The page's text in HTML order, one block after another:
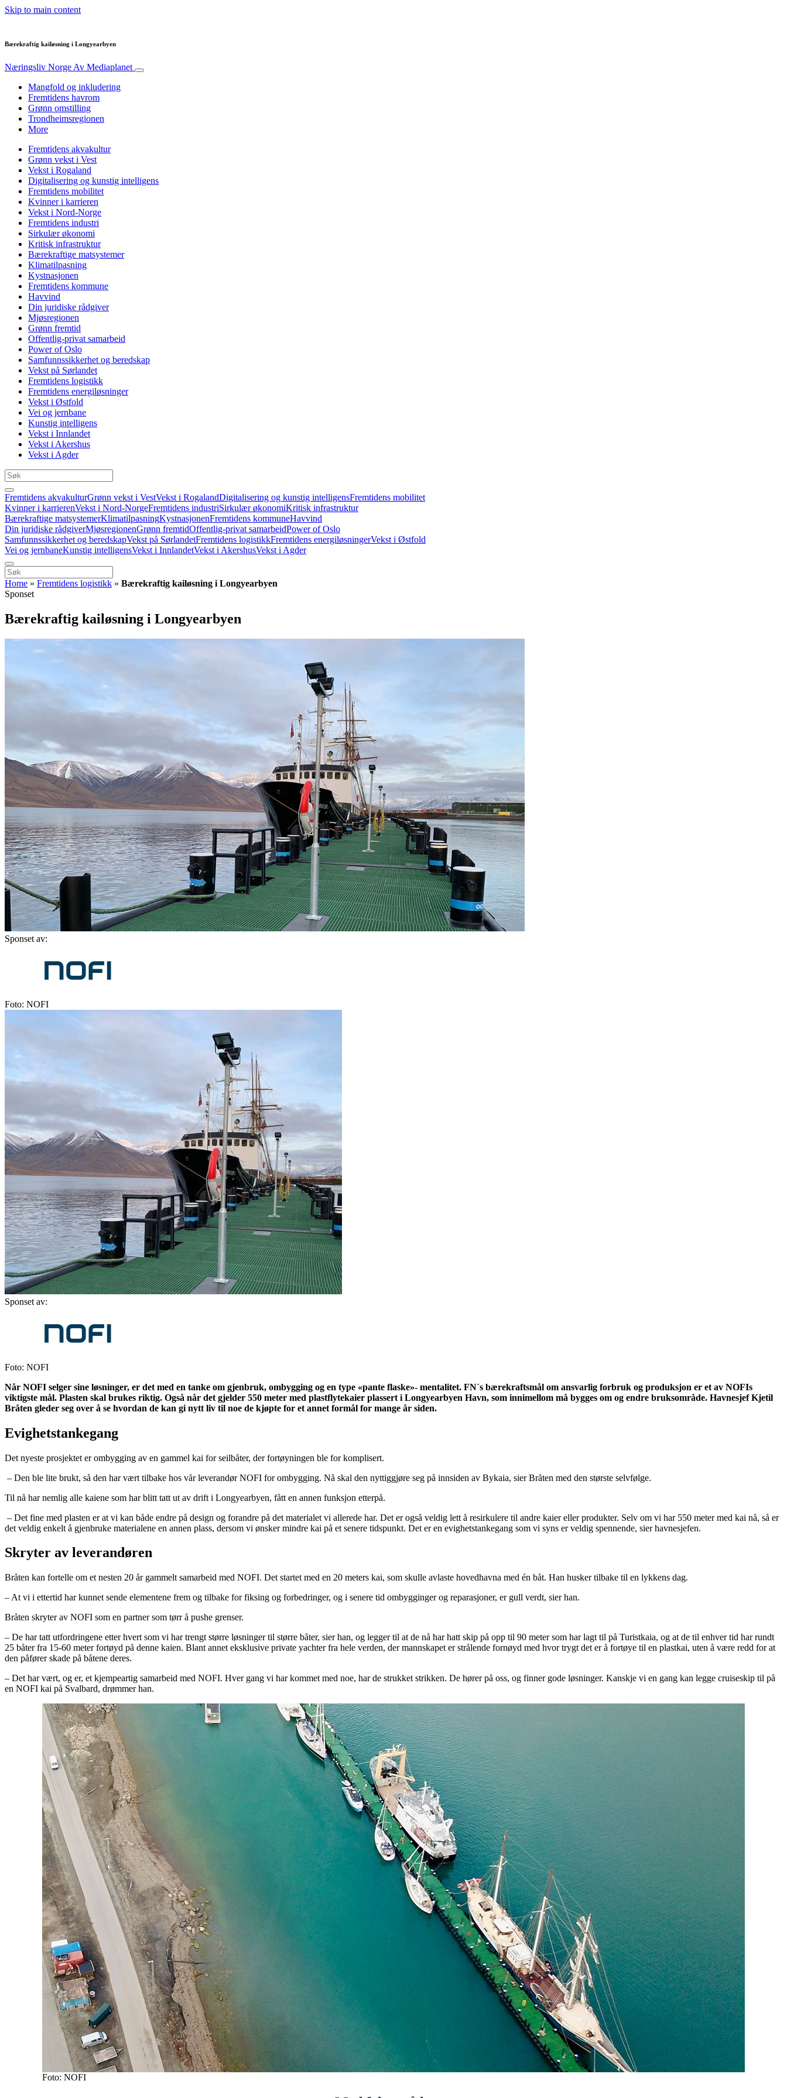
Skip to main content
Bærekraftig kailøsning i Longyearbyen
Næringsliv Norge Av Mediaplanet
Mangfold og inkludering
Fremtidens havrom
Grønn omstilling
Trondheimsregionen
More
Fremtidens akvakultur
Grønn vekst i Vest
Vekst i Rogaland
Digitalisering og kunstig intelligens
Fremtidens mobilitet
Kvinner i karrieren
Vekst i Nord-Norge
Fremtidens industri
Sirkulær økonomi
Kritisk infrastruktur
Bærekraftige matsystemer
Klimatilpasning
Kystnasjonen
Fremtidens kommune
Havvind
Din juridiske rådgiver
Mjøsregionen
Grønn fremtid
Offentlig-privat samarbeid
Power of Oslo
Samfunnssikkerhet og beredskap
Vekst på Sørlandet
Fremtidens logistikk
Fremtidens energiløsninger
Vekst i Østfold
Vei og jernbane
Kunstig intelligens
Vekst i Innlandet
Vekst i Akershus
Vekst i Agder
Fremtidens akvakulturGrønn vekst i VestVekst i RogalandDigitalisering og kunstig intelligensFremtidens mobilitet
Kvinner i karrierenVekst i Nord-NorgeFremtidens industriSirkulær økonomiKritisk infrastruktur
Bærekraftige matsystemerKlimatilpasningKystnasjonenFremtidens kommuneHavvind
Din juridiske rådgiverMjøsregionenGrønn fremtidOffentlig-privat samarbeidPower of Oslo
Samfunnssikkerhet og beredskapVekst på SørlandetFremtidens logistikkFremtidens energiløsningerVekst i Østfold
Vei og jernbaneKunstig intelligensVekst i InnlandetVekst i AkershusVekst i Agder
Home » Fremtidens logistikk » Bærekraftig kailøsning i Longyearbyen
Sponset
Bærekraftig kailøsning i Longyearbyen
Sponset av:
Foto: NOFI
Sponset av:
Foto: NOFI
Når NOFI selger sine løsninger, er det med en tanke om gjenbruk, ombygging og en type «pante flaske»- mentalitet. FN´s bærekraftsmål om ansvarlig forbruk og produksjon er et av NOFIs
viktigste mål. Plasten skal brukes riktig. Også når det gjelder 550 meter med plastflytekaier plassert i Longyearbyen Havn, som innimellom må bygges om og endre bruksområde. Havnesjef Kjetil
Bråten gleder seg over å se hvordan de kan gi nytt liv til noe de kjøpte for et annet formål for mange år siden.
Evighetstankegang
Det nyeste prosjektet er ombygging av en gammel kai for seilbåter, der fortøyningen ble for komplisert.
– Den ble lite brukt, så den har vært tilbake hos vår leverandør NOFI for ombygging. Nå skal den nyttiggjøre seg på innsiden av Bykaia, sier Bråten med den største selvfølge.
Til nå har nemlig alle kaiene som har blitt tatt ut av drift i Longyearbyen, fått en annen funksjon etterpå.
– Det fine med plasten er at vi kan både endre på design og forandre på det materialet vi allerede har. Det er også veldig lett å resirkulere til andre kaier eller produkter. Selv om vi har 550 meter med kai nå, så er
det veldig enkelt å gjenbruke materialene en annen plass, dersom vi ønsker mindre kai på et senere tidspunkt. Det er en evighetstankegang som vi syns er veldig spennende, sier havnesjefen.
Skryter av leverandøren
Bråten kan fortelle om et nesten 20 år gammelt samarbeid med NOFI. Det startet med en 20 meters kai, som skulle avlaste hovedhavna med én båt. Han husker tilbake til en lykkens dag.
– At vi i ettertid har kunnet sende elementene frem og tilbake for fiksing og forbedringer, og i senere tid ombygginger og reparasjoner, er gull verdt, sier han.
Bråten skryter av NOFI som en partner som tørr å pushe grenser.
– De har tatt utfordringene etter hvert som vi har trengt større løsninger til større båter, sier han, og legger til at de nå har hatt skip på opp til 90 meter som har lagt til på Turistkaia, og at de til enhver tid har rundt
25 båter fra 15-60 meter fortøyd på denne kaien. Blant annet eksklusive private yachter fra hele verden, der mannskapet er strålende fornøyd med hvor trygt det er å fortøye til en plastkai, uten å være redd for at
den påfører skade på båtene deres.
– Det har vært, og er, et kjempeartig samarbeid med NOFI. Hver gang vi har kommet med noe, har de strukket strikken. De hører på oss, og finner gode løsninger. Kanskje vi en gang kan legge cruiseskip til på
en NOFI kai på Svalbard, drømmer han.
Foto: NOFI